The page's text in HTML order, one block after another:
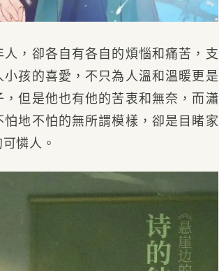
，卻各自有各自的煩惱和痛苦，支
孩的喜愛，不只為人溫和溫暖更是
，但是他也有他的苦衷和無奈，而瀟
地不怕的無所謂模樣，卻是目睹家
憐人。